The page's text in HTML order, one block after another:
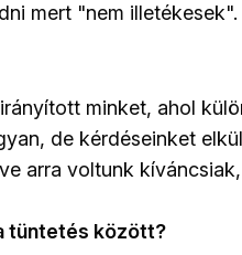
mert "nem illetékesek".
minket, ahol
de kérdéseinket
arra voltunk
tüntetés között?